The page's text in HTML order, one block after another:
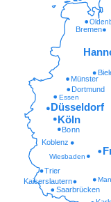
Saarbrücken
Kaiserslautern
Trier
Wiesbaden
Koblenz
Bonn
Essen
Dortmund
Münster
Köln
Düsseldorf
Bremen